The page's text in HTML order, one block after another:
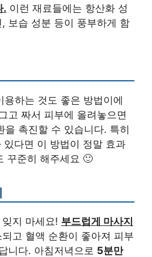
. 이런 재료들에는 항산화 성
보습 성분 등이 풍부하게 함
용하는 것도 좋은 방법이에
고 짜서 피부에 올려놓으면
을 촉진할 수 있습니다. 특히
있다면 이 방법이 정말 효과
꾸준히 해주세요 🙂
잊지 마세요! 부드럽게 마사지
고 혈액 순환이 좋아져 피부
니다. 아침저녁으로 5분만